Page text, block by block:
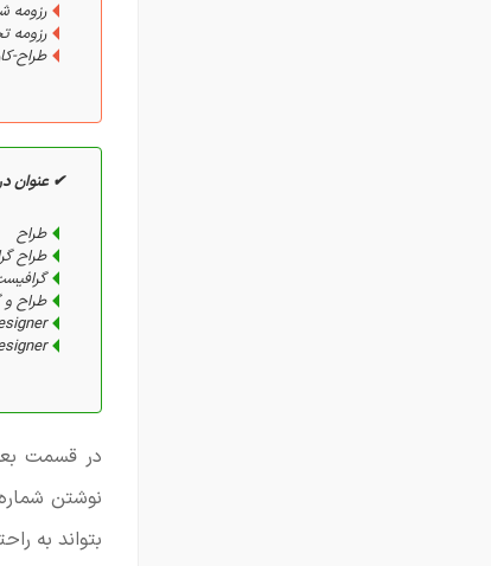
رزومه
طراح-
✔ عنوان
طراح
طراح
طراح
در قسمت
نوشتن
بتواند به